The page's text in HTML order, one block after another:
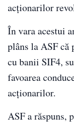
acționarilor
În vara acestui
plâns la ASF
cu banii SIF4,
favoarea
acționarilor.
ASF a răspuns,